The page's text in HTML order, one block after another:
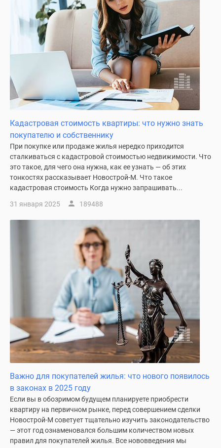
застройщиком
Rutube
Поиск
Программа
реновации
Новостройки
премиум-
класса
бизнес-
класса
Траншевая
ипотека
Москве
Готовые
коттеджные
поселки
Строящиеся
коттеджные
поселки
Коттеджные
поселки
Кадастровая стоимость квартиры: что нужно знать
покупателю и собственнику
При покупке или продаже жилья нередко приходится
сталкиваться с кадастровой стоимостью недвижимости. Что
это такое, для чего она нужна, как ее узнать — об этих
тонкостях рассказывает Новострой-М. Что такое
кадастровая стоимость Когда нужно запрашивать...
31 января 2025 189488
Важно для покупателей жилья: что нового появилось
в законах в 2025 году
Если вы в обозримом будущем планируете приобрести
квартиру на первичном рынке, перед совершением сделки
Новострой-М советует тщательно изучить законодательство
— этот год ознаменовался большим количеством новых
правил для покупателей жилья. Все нововведения мы